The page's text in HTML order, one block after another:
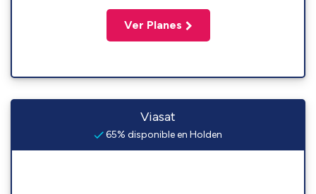
Ver Planes
Viasat
65% disponible en Holden